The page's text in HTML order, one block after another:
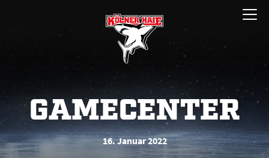
Menü
öffnen
GAMECENTER
16. Januar 2022